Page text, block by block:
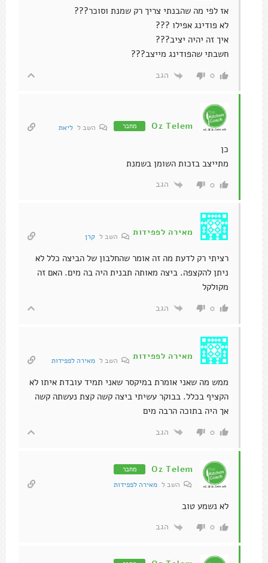
אז לפי מה שהבנתי צריך רק שמנת וסוכר???
לא פודינג אפילו ???
איך זה יהיה יציב???
חשבתי שהפודינג מייצב???
0 הגב
Oz Telem מחבר השב ל ליאת
כן
מתייצב בזכות השומן בשמנת
0 הגב
מאירה לפפידות השב לקרן
רציתי רק לדעת מה זה אומר שהחלבון של הביצה כלל לא
ניתן להקצפה. ביצה מאותה תבנית היה בה מים. האם זה
מקולקל
0 הגב
מאירה לפפידות השב למאירה לפפידות
ממש מה שאני אומרת במיקסר שאני תמיד עובדת איתו לא
הקציף בכלל. בבוקר עשיתי ביצה קשה קצת נעשתה קשה
אך היה בתוכה הרבה מים
0 הגב
Oz Telem מחבר
השב ל מאירה לפפידות
לא נשמע טוב
0 הגב